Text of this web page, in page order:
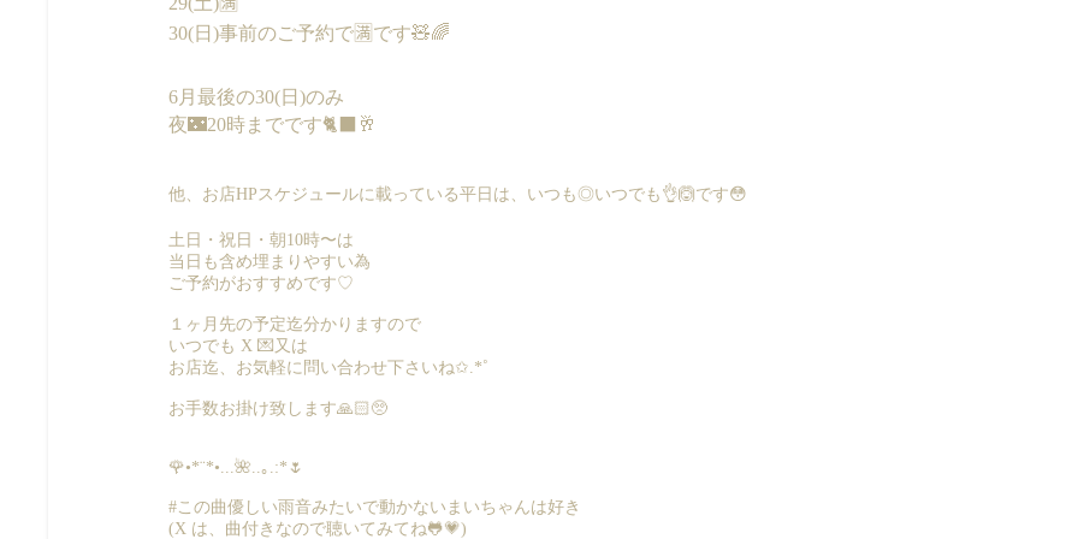
30(日)事前のご予約で🈵です🧸🌈
6月最後の30(日)のみ
夜🌃20時までです🐈‍⬛🥂
他、お店HPスケジュールに載っている平日は、いつも◎いつでも👌🙆です😳
土日・祝日・朝10時〜は
当日も含め埋まりやすい為
ご予約がおすすめです♡
１ヶ月先の予定迄分かりますので
いつでも X 💌又は
お店迄、お気軽に問い合わせ下さいね✩.*˚
お手数お掛け致します🙏🏻🥺
🌹•*¨*•...🌺..｡.:*🌷
#この曲優しい雨音みたいで動かないまいちゃんは好き
(X は、曲付きなので聴いてみてね🐸💗)